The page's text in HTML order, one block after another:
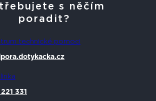
s něčím
poradit?
technické pomoci
331